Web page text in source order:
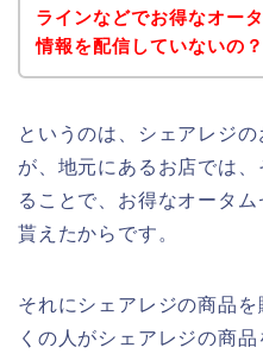
ラインなどでお得なオー
情報を配信していないの？
というのは、シェアレジ
が、地元にあるお店では
ることで、お得なオータ
貰えたからです。
それにシェアレジの商品
くの人がシェアレジの商